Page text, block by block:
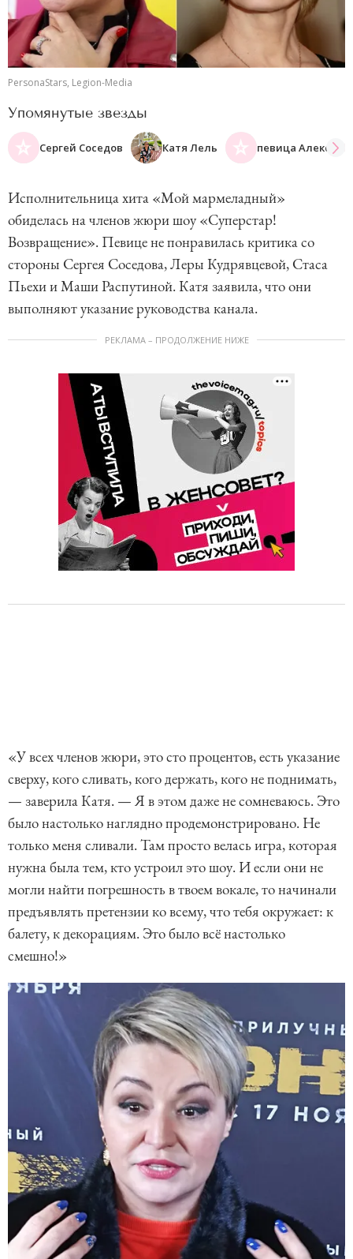
PersonaStars, Legion-Media
Упомянутые звезды
Сергей Соседов Катя Лель певица Алекса
Исполнительница хита «Мой мармеладный»
обиделась на членов жюри шоу «Суперстар!
Возвращение». Певице не понравилась критика со
стороны Сергея Соседова, Леры Кудрявцевой, Стаса
Пьехи и Маши Распутиной. Катя заявила, что они
выполняют указание руководства канала.
РЕКЛАМА – ПРОДОЛЖЕНИЕ НИЖЕ
«У всех членов жюри, это сто процентов, есть указание
сверху, кого сливать, кого держать, кого не поднимать,
— заверила Катя. — Я в этом даже не сомневаюсь. Это
было настолько наглядно продемонстрировано. Не
только меня сливали. Там просто велась игра, которая
нужна была тем, кто устроил это шоу. И если они не
могли найти погрешность в твоем вокале, то начинали
предъявлять претензии ко всему, что тебя окружает: к
балету, к декорациям. Это было всё настолько
смешно!»